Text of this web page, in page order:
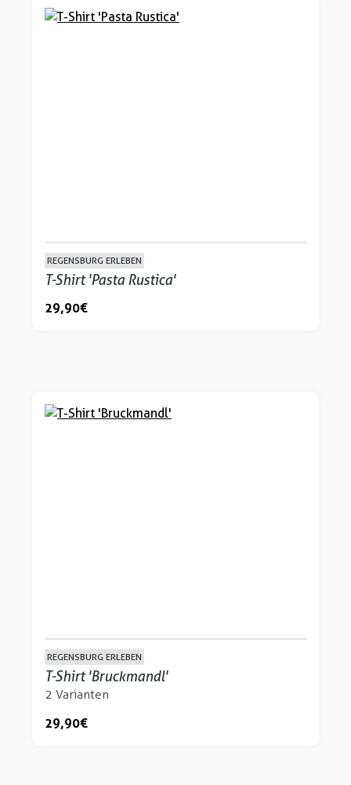
REGENSBURG ERLEBEN
T-Shirt 'Pasta Rustica'
29,90 €
REGENSBURG ERLEBEN
T-Shirt 'Bruckmandl'
2 Varianten
29,90 €